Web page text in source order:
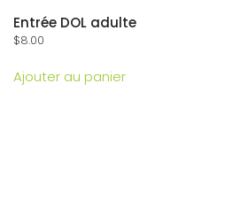
Entrée DOL adulte
$8.00
Ajouter au panier